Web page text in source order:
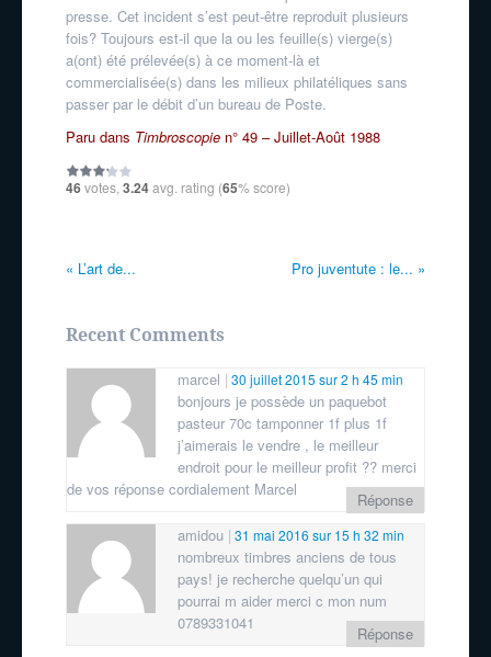
presse. Cet incident s’est peut-être reproduit plusieurs
fois? Toujours est-il que la ou les feuille(s) vierge(s)
a(ont) été prélevée(s) à ce moment-là et
commercialisée(s) dans les milieux philatéliques sans
passer par le débit d’un bureau de Poste.
Paru dans Timbroscopie n° 49 – Juillet-Août 1988
46votes, 3.24avg. rating (65% score)
« L’art de... Pro juventute : le... »
Recent Comments
marcel 30 juillet 2015 sur 2 h 45 min
bonjours je possède un paquebot
pasteur 70c tamponner 1f plus 1f
j’aimerais le vendre , le meilleur
endroit pour le meilleur profit ?? merci
de vos réponse cordialement Marcel
Réponse
amidou 31 mai 2016 sur 15 h 32 min
nombreux timbres anciens de tous
pays! je recherche quelqu’un qui
pourrai m aider merci c mon num
0789331041
Réponse